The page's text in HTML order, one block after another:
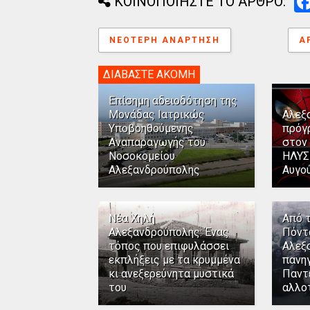
ΝΕΌΤΕΡΗ ΑΝΆΡΤΗΣΗ
ΔΙΑΒΑΣΤΕ ΑΚΟΜΗ
Επίσημη αδειοδότηση της
Μονάδας Ιατρικώς
Υποβοηθούμενης
Αναπαραγωγής του
Νοσοκομείου
Αλεξανδρούπολης
στον
Νέα Χηλή
Αλεξανδρούπολης: Ένας
τόπος που επιφυλάσσει
εκπλήξεις με τα κρυμμένα
κι ανεξερεύνητα μυστικά
του
Από